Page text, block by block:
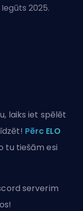
2025.
laiks iet spēlēt
Pērc ELO
tu tiešām esi
serverim